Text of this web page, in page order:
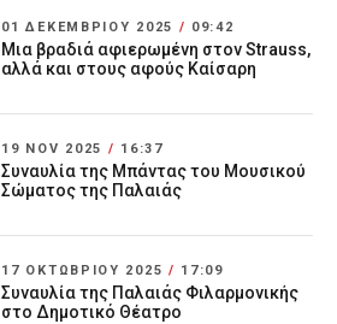
01 ΔΕΚΕΜΒΡΊΟΥ 2025 / 09:42
Μια βραδιά αφιερωμένη στον Strauss,
αλλά και στους αφούς Καίσαρη
19 NOV 2025 / 16:37
Συναυλία της Μπάντας του Μουσικού
Σώματος της Παλαιάς
17 ΟΚΤΩΒΡΊΟΥ 2025 / 17:09
Συναυλία της Παλαιάς Φιλαρμονικής
στο Δημοτικό Θέατρο